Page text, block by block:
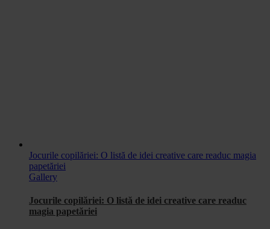
Jocurile copilăriei: O listă de idei creative care readuc magia
papetăriei
Gallery
Jocurile copilăriei: O listă de idei creative care readuc
magia papetăriei